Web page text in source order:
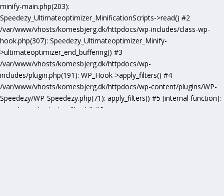
minify-main.php(203):
Speedezy_Ultimateoptimizer_MinificationScripts->read() #2
/var/www/vhosts/komesbjerg.dk/httpdocs/wp-includes/class-wp-
hook.php(307): Speedezy_Ultimateoptimizer_Minify-
>ultimateoptimizer_end_buffering() #3
/var/www/vhosts/komesbjerg.dk/httpdocs/wp-
includes/plugin.php(191): WP_Hook->apply_filters() #4
/var/www/vhosts/komesbjerg.dk/httpdocs/wp-content/plugins/WP-
Speedezy/WP-Speedezy.php(71): apply_filters() #5 [internal function]:
speedezy_ob_start_callback() #6